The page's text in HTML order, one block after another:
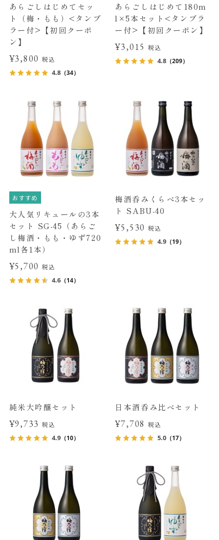
あらごしはじめてセッ
ト（梅・もも）<タンブ
ラー付>【初回クーポ
ン】
¥3,800税込
4.8（34）
あらごしはじめて180m
l×5本セット<タンブラ
ー付>【初回クーポン】
¥3,015 税込
4.8 （209）
おすすめ
大人気リキュールの3本
セット SG-45（あらご
し梅酒・もも・ゆず720
ml各1本）
¥5,700税込
4.6（14）
梅酒呑みくらべ3本セッ
ト SABU-40
¥5,530 税込
4.9 （19）
純米大吟醸セット
¥9,733税込
4.9（10）
日本酒呑み比べセット
¥7,708 税込
5.0 （17）